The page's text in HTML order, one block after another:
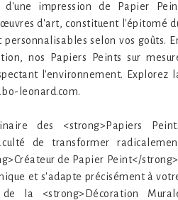
impression de Papier
d'art, constituent l'épitomé
selon vos goûts.
nos Papiers Peints sur
l'environnement. Explorez
leonard.com.
des <strong>Papiers
de transformer
de Papier Peint</
et s'adapte précisément à
la <strong>Décoration